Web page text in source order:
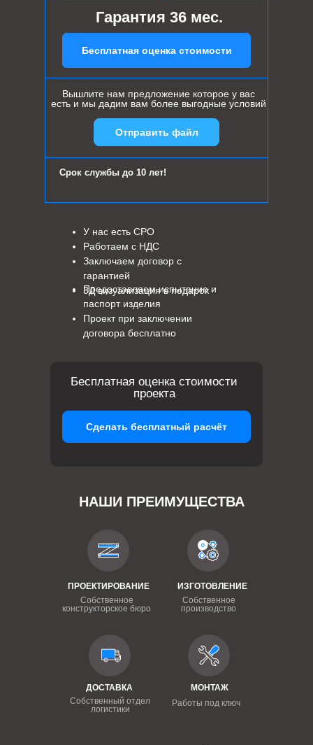
Гарантия 36 мес.
Бесплатная оценка стоимости
Вышлите нам предложение которое у вас
есть и мы дадим вам более выгодные условий
Срок службы до 10 лет!
Предоставляем испытание и
паспорт изделия
Проект при заключении
договора бесплатно
У нас есть СРО
Работаем с НДС
Заключаем договор с
гарантией
3Д визуализация в подарок
Отправить файл
НАШИ ПРЕИМУЩЕСТВА
ПРОЕКТИРОВАНИЕ
Собственное
конструкторское бюро
ИЗГОТОВЛЕНИЕ
Собственное
производство
ДОСТАВКА
Собственный отдел
логистики
МОНТАЖ
Работы под ключ
Бесплатная оценка стоимости
проекта
Сделать бесплатный расчёт